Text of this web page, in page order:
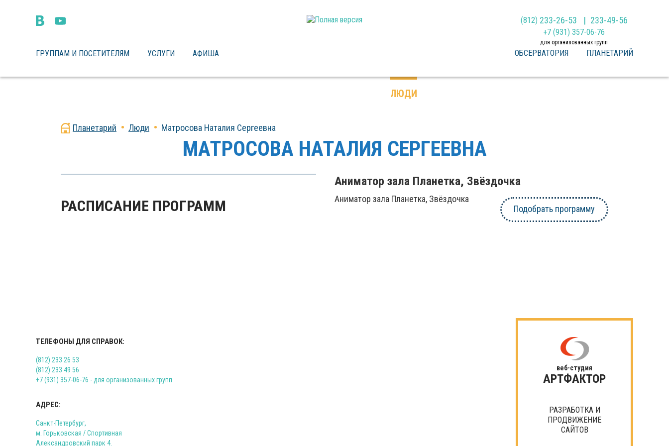
ГРУППАМ И ПОСЕТИТЕЛЯМ УСЛУГИ АФИША
(812) 233-26-53 233-49-56
+7 (931) 357-06-76
для организованных групп
ОБСЕРВАТОРИЯ ПЛАНЕТАРИЙ
ЛЮДИ
Планетарий Люди Матросова Наталия Сергеевна
МАТРОСОВА НАТАЛИЯ СЕРГЕЕВНА
Аниматор зала Планетка, Звёздочка
Аниматор зала Планетка, Звёздочка
РАСПИСАНИЕ ПРОГРАММ Подобрать программу
ТЕЛЕФОНЫ ДЛЯ СПРАВОК:
(812) 233 26 53
(812) 233 49 56
+7 (931) 357-06-76 - для организованных групп
АДРЕС:
Санкт-Петербург,
м. Горьковская / Спортивная
Александровский парк 4.
веб-студия
АРТФАКТОР
РАЗРАБОТКА И
ПРОДВИЖЕНИЕ
САЙТОВ